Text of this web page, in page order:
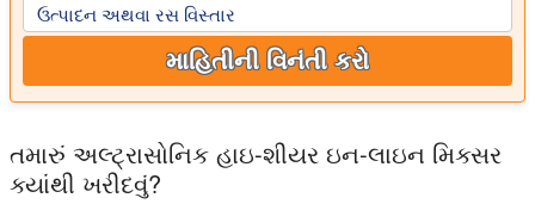
ઉત્પાદન અથવા રસ વિસ્તાર
માહિતીની વિનંતી કરો
તમારું અલ્ટ્રાસોનિક હાઇ-શીયર ઇન-લાઇન મિક્સર
ક્યાંથી ખરીદવું?